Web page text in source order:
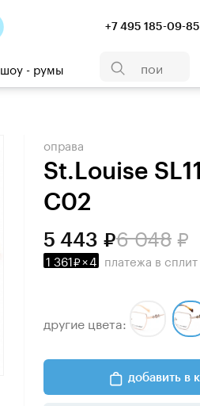
+7 495 185-09-85
шоу - румы
оправа
St.Louise
C02
6 048
5 443
1 361 ×4 платежа в сплит
другие цвета:
добавить в